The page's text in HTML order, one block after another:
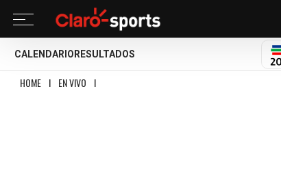
CALENDARIO RESULTADOS
HOME I EN VIVO I